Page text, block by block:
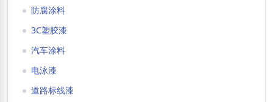
防腐涂料
3C塑胶漆
汽车涂料
电泳漆
道路标线漆